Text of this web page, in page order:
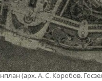
(арх. А. С. Коробов.